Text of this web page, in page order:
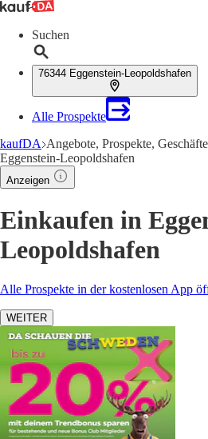
Suchen
76344 Eggenstein-Leopoldshafen
Alle Prospekte
kaufDA Angebote, Prospekte,
Eggenstein-Leopoldshafen
Anzeigen
Einkaufen in
Leopoldshafen
Alle Prospekte in der kostenlosen App
WEITER